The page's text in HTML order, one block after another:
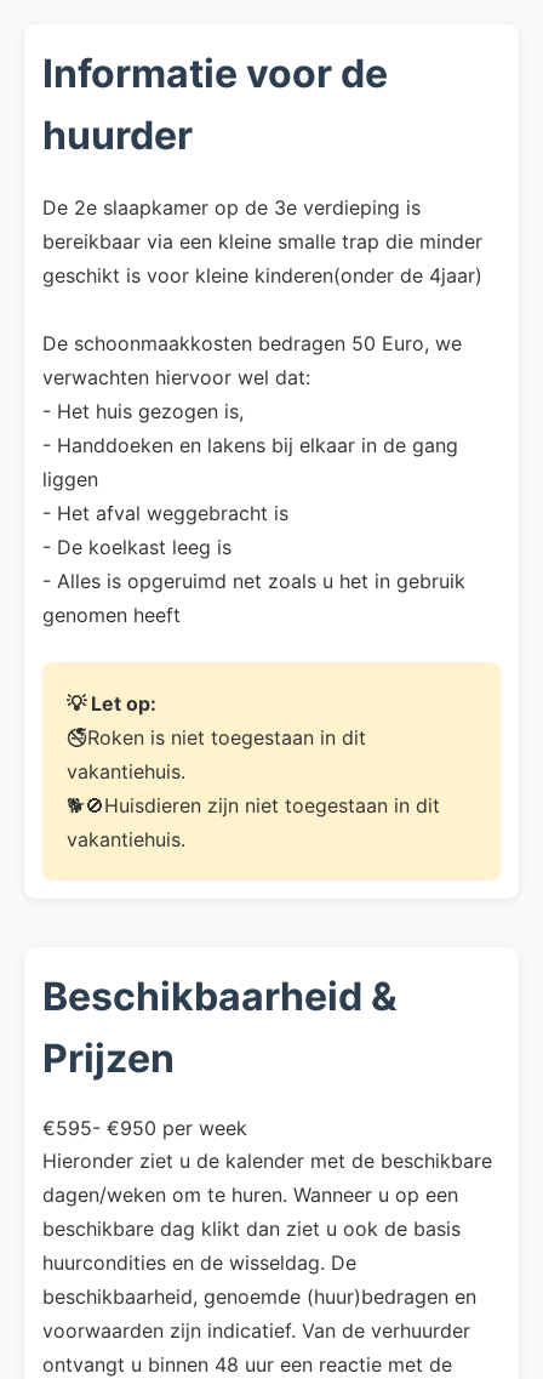
Informatie voor de
huurder
De 2e slaapkamer op de 3e verdieping is
bereikbaar via een kleine smalle trap die minder
geschikt is voor kleine kinderen(onder de 4jaar)
De schoonmaakkosten bedragen 50 Euro, we
verwachten hiervoor wel dat:
- Het huis gezogen is,
- Handdoeken en lakens bij elkaar in de gang
liggen
- Het afval weggebracht is
- De koelkast leeg is
- Alles is opgeruimd net zoals u het in gebruik
genomen heeft
💡 Let op:
🚭Roken is niet toegestaan in dit
vakantiehuis.
🐕🚫Huisdieren zijn niet toegestaan in dit
vakantiehuis.
Beschikbaarheid &
Prijzen
€595- €950 per week
Hieronder ziet u de kalender met de beschikbare
dagen/weken om te huren. Wanneer u op een
beschikbare dag klikt dan ziet u ook de basis
huurcondities en de wisseldag. De
beschikbaarheid, genoemde (huur)bedragen en
voorwaarden zijn indicatief. Van de verhuurder
ontvangt u binnen 48 uur een reactie met de